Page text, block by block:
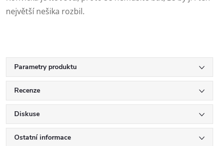
největší nešika rozbil.
Parametry produktu
Recenze
Diskuse
Ostatní informace